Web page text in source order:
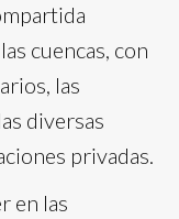
cuencas, con
las
diversas
privadas.
en las